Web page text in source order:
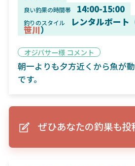
良い釣果の時間帯 14:00-15:00
釣りのスタイル レンタルボート
笹川）
オジバサー様 コメント
朝一よりも夕方近くから魚が
です。
ぜひあなたの釣果も投